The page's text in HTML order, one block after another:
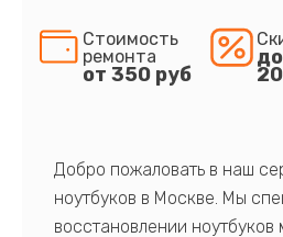
Стоимость
ремонта
от 350 руб
до
Добро пожаловать в наш
ноутбуков в Москве. Мы
восстановлении